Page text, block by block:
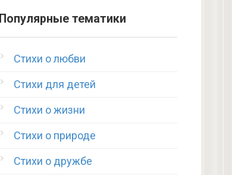
Популярные тематики
Стихи о любви
Стихи для детей
Стихи о жизни
Стихи о природе
Стихи о дружбе